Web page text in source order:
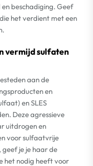
beschadiging. Geef
het verdient met een
vermijd sulfaten
aan de
en
en SLES
Deze agressieve
uitdrogen en
voor sulfaatvrije
geef je je haar de
het nodig heeft voor